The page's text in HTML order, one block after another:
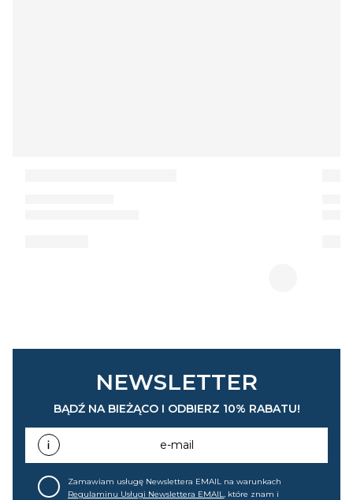
NEWSLETTER
BĄDŹ NA BIEŻĄCO I ODBIERZ 10% RABATU!
e-mail
Zamawiam usługę Newslettera EMAIL na warunkach
Regulaminu Usługi Newslettera EMAIL, które znam i